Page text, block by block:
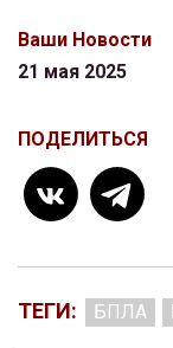
Ваши Новости
21 мая 2025
ПОДЕЛИТЬСЯ
ТЕГИ: БПЛА